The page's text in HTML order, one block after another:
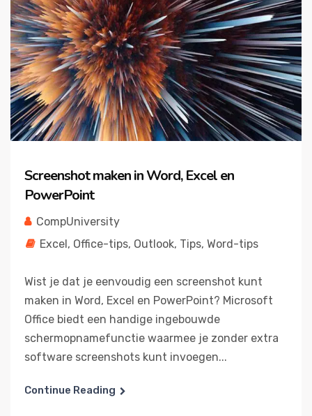
Screenshot maken in Word, Excel en
PowerPoint
CompUniversity
Excel, Office-tips, Outlook, Tips, Word-tips
Wist je dat je eenvoudig een screenshot kunt
maken in Word, Excel en PowerPoint? Microsoft
Office biedt een handige ingebouwde
schermopnamefunctie waarmee je zonder extra
software screenshots kunt invoegen...
Continue Reading